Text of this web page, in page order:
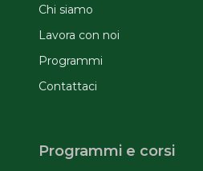
Chi siamo
Lavora con noi
Programmi
Contattaci
Programmi e corsi